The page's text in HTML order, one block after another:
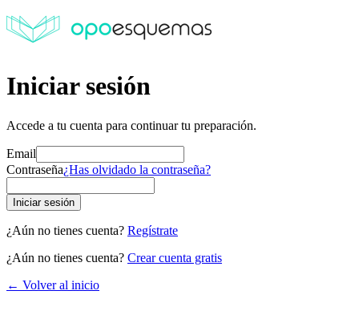
Iniciar sesión
Accede a tu cuenta para continuar tu preparación.
Email
Contraseña¿Has olvidado la contraseña?
Iniciar sesión
¿Aún no tienes cuenta? Regístrate
¿Aún no tienes cuenta? Crear cuenta gratis
← Volver al inicio